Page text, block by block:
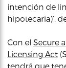
intención de
hipotecaria)’,
Con el Secure
Licensing Act
tendrá que